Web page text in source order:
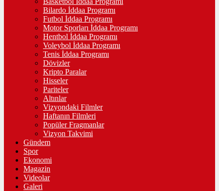
Bilardo İddaa Programı
Futbol İddaa Programı
Motor Sporları İddaa Programı
Hentbol İddaa Programı
Voleybol İddaa Programı
Tenis İddaa Programı
Dövizler
Kripto Paralar
Hisseler
Pariteler
Altınlar
Vizyondaki Filmler
Haftanın Filmleri
Popüler Fragmanlar
Vizyon Takvimi
Gündem
Spor
Ekonomi
Magazin
Videolar
Galeri